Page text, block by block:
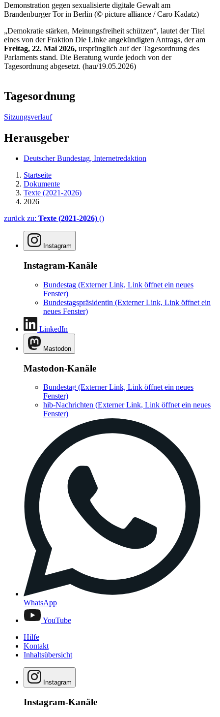
Demonstration gegen sexualisierte digitale Gewalt am
Brandenburger Tor in Berlin (© picture alliance / Caro Kadatz)
„Demokratie stärken, Meinungsfreiheit schützen“, lautet der Titel
eines von der Fraktion Die Linke angekündigten Antrags, der am
Freitag, 22. Mai 2026, ursprünglich auf der Tagesordnung des
Parlaments stand. Die Beratung wurde jedoch von der
Tagesordnung abgesetzt. (hau/19.05.2026)
Tagesordnung
Sitzungsverlauf
Herausgeber
Deutscher Bundestag, Internetredaktion
Startseite
Dokumente
Texte (2021-2026)
2026
zurück zu: Texte (2021-2026) ()
Instagram
Instagram-Kanäle
Bundestag (Externer Link, Link öffnet ein neues
Fenster)
Bundestagspräsidentin (Externer Link, Link öffnet ein
neues Fenster)
LinkedIn
Mastodon
Mastodon-Kanäle
Bundestag (Externer Link, Link öffnet ein neues
Fenster)
hib-Nachrichten (Externer Link, Link öffnet ein neues
Fenster)
WhatsApp
YouTube
Hilfe
Kontakt
Inhaltsübersicht
Instagram
Instagram-Kanäle